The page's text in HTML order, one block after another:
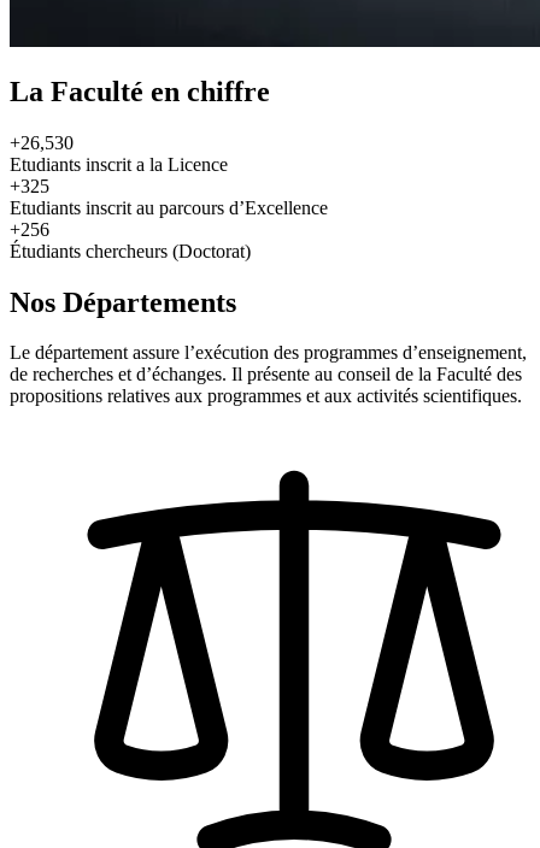
La Faculté en chiffre
+26,530
Etudiants inscrit a la Licence
+325
Etudiants inscrit au parcours d’Excellence
+256
Étudiants chercheurs (Doctorat)
Nos Départements
Le département assure l’exécution des programmes d’enseignement,
de recherches et d’échanges. Il présente au conseil de la Faculté des
propositions relatives aux programmes et aux activités scientifiques.